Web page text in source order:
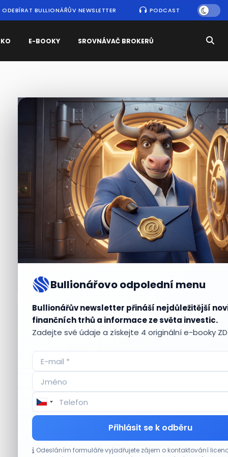
ODEBÍRAT BULLIONÁŘŮV NEWSLETTER PODCAST
E-BOOKY SROVNÁVAČ BROKERŮ
Bullionářovo odpolední menu
Bullionářův newsletter přináší nejdůležitější
finančních trhů a informace ze světa investic.
Zadejte své údaje a získejte 4 originální e-booky
Přihlásit se k odběru
Odesláním formuláře vyjadřujete zájem o kontaktování
Nejčtenějšízprávy
Aktuálnípříležitosti
Plány Starlinku srazily akcie T-Mobile, AT&T